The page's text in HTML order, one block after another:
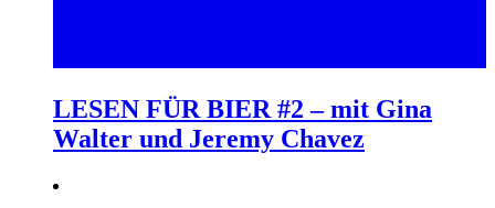
LESEN FÜR BIER #2 – mit Gina
Walter und Jeremy Chavez